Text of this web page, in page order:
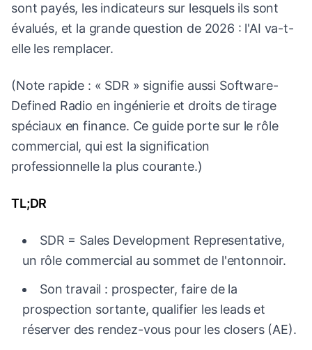
sont payés, les indicateurs sur lesquels ils sont
évalués, et la grande question de 2026 : l'AI va-t-
elle les remplacer.
(Note rapide : « SDR » signifie aussi Software-
Defined Radio en ingénierie et droits de tirage
spéciaux en finance. Ce guide porte sur le rôle
commercial, qui est la signification
professionnelle la plus courante.)
TL;DR
SDR = Sales Development Representative,
un rôle commercial au sommet de l'entonnoir.
Son travail : prospecter, faire de la
prospection sortante, qualifier les leads et
réserver des rendez-vous pour les closers (AE).